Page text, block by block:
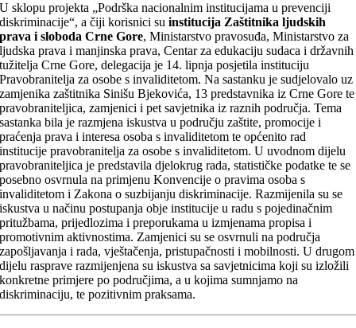
U sklopu projekta „Podrška nacionalnim institucijama u prevenciji
diskriminacije“, a čiji korisnici suinstitucija Zaštitnika ljudskih
prava i sloboda Crne Gore, Ministarstvo pravosuđa, Ministarstvo za
ljudska prava i manjinska prava, Centar za edukaciju sudaca i državnih
tužitelja Crne Gore, delegacija je 14. lipnja posjetila instituciju
Pravobranitelja za osobe s invaliditetom. Na sastanku je sudjelovalo uz
zamjenika zaštitnika Sinišu Bjekovića, 13 predstavnika iz Crne Gore te
pravobraniteljica, zamjenici i pet savjetnika iz raznih područja. Tema
sastanka bila je razmjena iskustva u području zaštite, promocije i
praćenja prava i interesa osoba s invaliditetom te općenito rad
institucije pravobranitelja za osobe s invaliditetom. U uvodnom dijelu
pravobraniteljica je predstavila djelokrug rada, statističke podatke te se
posebno osvrnula na primjenu Konvencije o pravima osoba s
invaliditetom i Zakona o suzbijanju diskriminacije. Razmijenila su se
iskustva u načinu postupanja obje institucije u radu s pojedinačnim
pritužbama, prijedlozima i preporukama u izmjenama propisa i
promotivnim aktivnostima. Zamjenici su se osvrnuli na područja
zapošljavanja i rada, vještačenja, pristupačnosti i mobilnosti. U drugom
dijelu rasprave razmijenjena su iskustva sa savjetnicima koji su izložili
konkretne primjere po područjima, a u kojima sumnjamo na
diskriminaciju, te pozitivnim praksama.